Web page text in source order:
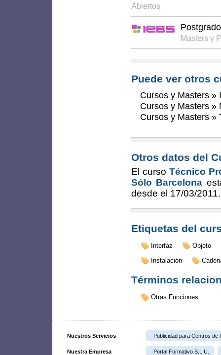
Abiertos
Masters y
Puede ver otros
Cursos y Masters »
Cursos y Masters »
Cursos y Masters »
Otros datos del
El curso Técnico
Sólo Barcelona
desde el 17/03/2011.
Etiquetas del
Interfaz
Objeto
Instalación
Términos
Otras Funciones
Nuestros Servicios Publicidad para Centros de
Nuestra Empresa Portal Formativo S.L.U.